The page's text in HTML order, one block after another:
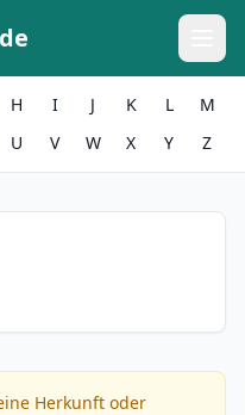
H I J K L
M
U V W X Y Z
Herkunft oder